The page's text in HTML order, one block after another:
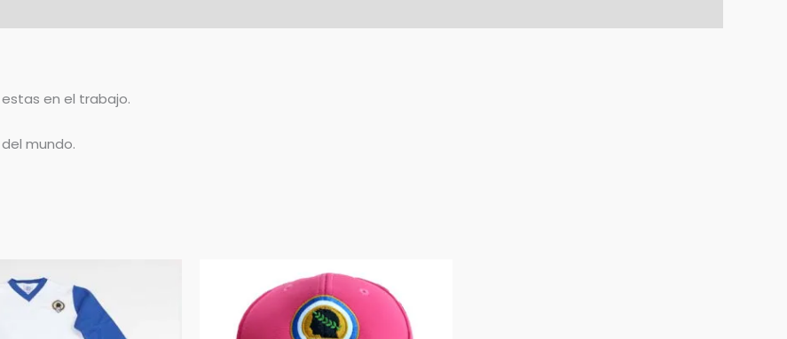
en el trabajo.
mundo.
precio
actual